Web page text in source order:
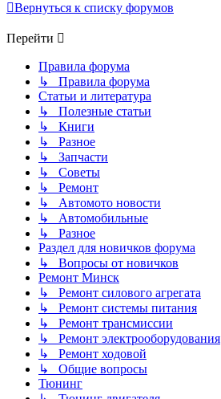
Вернуться к списку форумов
Перейти
Правила форума
↳ Правила форума
Статьи и литература
↳ Полезные статьи
↳ Книги
↳ Разное
↳ Запчасти
↳ Советы
↳ Ремонт
↳ Автомото новости
↳ Автомобильные
↳ Разное
Раздел для новичков форума
↳ Вопросы от новичков
Ремонт Минск
↳ Ремонт силового агрегата
↳ Ремонт системы питания
↳ Ремонт трансмиссии
↳ Ремонт электрооборудования
↳ Ремонт ходовой
↳ Общие вопросы
Тюнинг